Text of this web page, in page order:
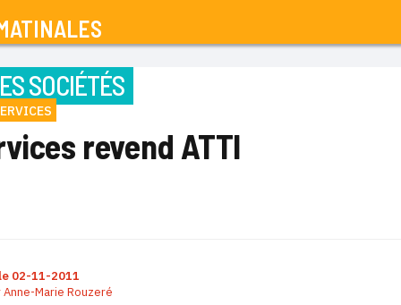
SOCIÉTÉS
revend ATTI
02-11-2011
Anne-Marie Rouzeré